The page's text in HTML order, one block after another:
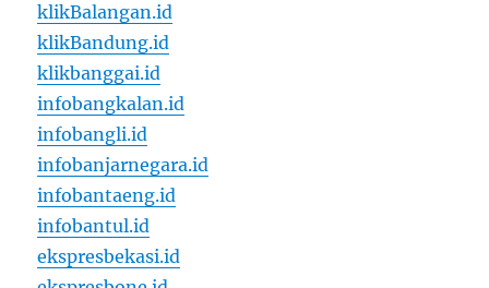
klikBalangan.id
klikBandung.id
klikbanggai.id
infobangkalan.id
infobangli.id
infobanjarnegara.id
infobantaeng.id
infobantul.id
ekspresbekasi.id